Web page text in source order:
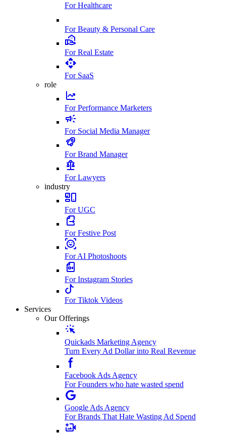
For Healthcare
For Beauty & Personal Care
For Real Estate
For SaaS
role
For Performance Marketers
For Social Media Manager
For Brand Manager
For Lawyers
industry
For UGC
For Festive Post
For AI Photoshoots
For Instagram Stories
For Tiktok Videos
Services
Our Offerings
Quickads Marketing Agency
Turn Every Ad Dollar into Real Revenue
Facebook Ads Agency
For Founders who hate wasted spend
Google Ads Agency
For Brands That Hate Wasting Ad Spend